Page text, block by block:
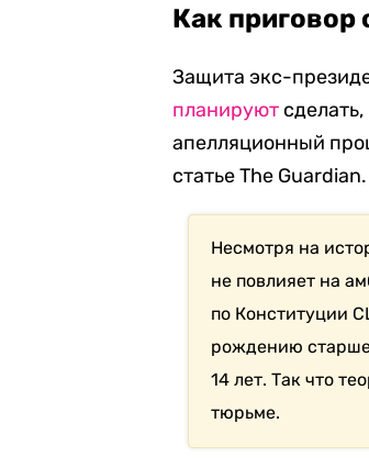
Как приговор
Защита экс-
планируют
апелляционный
статье The Guardian.
Несмотря на
не повлияет на
по Конституции
рождению
14 лет. Так что
тюрьме.